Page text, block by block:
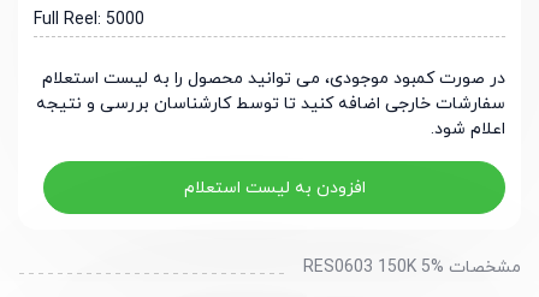
Full Reel: 5000
در صورت کمبود موجودی، می توانید محصول را به لیست استعلام
سفارشات خارجی اضافه کنید تا توسط کارشناسان بررسی و نتیجه
اعلام شود.
افزودن به لیست استعلام
مشخصات RES0603 150K 5%